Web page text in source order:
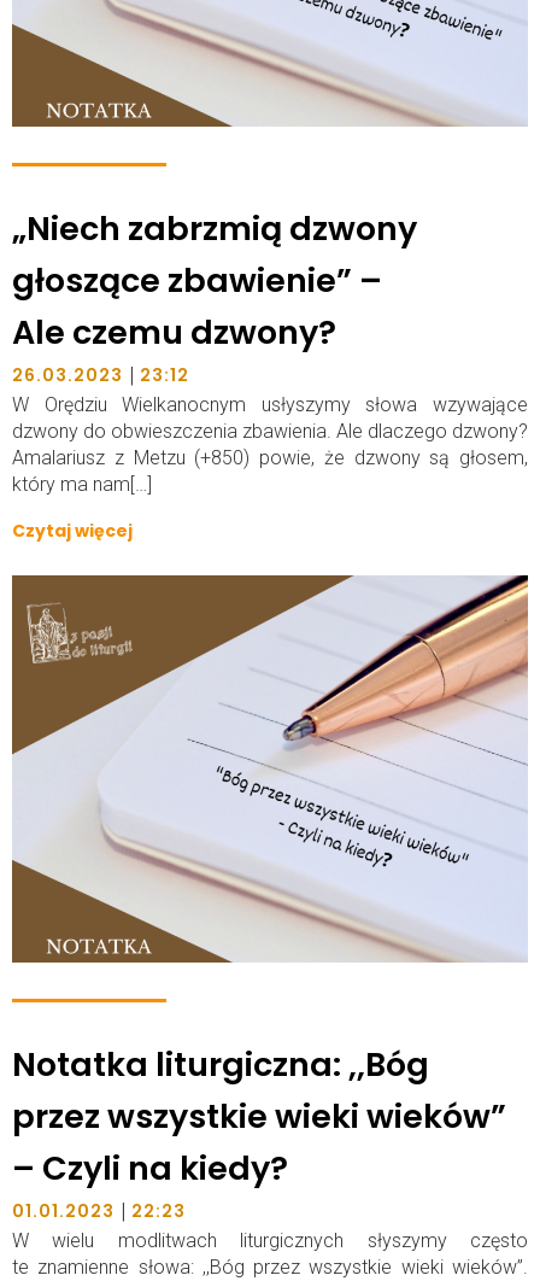
„Niech zabrzmią dzwony
głoszące zbawienie” –
Ale czemu dzwony?
26.03.2023 | 23:12
W Orędziu Wielkanocnym usłyszymy słowa wzywające
dzwony do obwieszczenia zbawienia. Ale dlaczego dzwony?
Amalariusz z Metzu (+850) powie, że dzwony są głosem,
który ma nam[…]
Czytaj więcej
Notatka liturgiczna: ,,Bóg
przez wszystkie wieki wieków”
– Czyli na kiedy?
01.01.2023 | 22:23
W wielu modlitwach liturgicznych słyszymy często
te znamienne słowa: ,,Bóg przez wszystkie wieki wieków”.